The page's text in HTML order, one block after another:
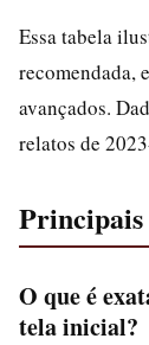
Essa tabela
recomendada,
avançados.
relatos de
O que é
tela inicial?